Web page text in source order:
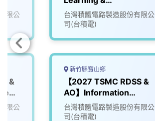
限公
&
限公
Development
Specialist
台灣積體電路製造股份有限公
司(台積電)
新竹縣寶山鄉
【2027 TSMC RDSS &
AO】Information
Technology (IT)
台灣積體電路製造股份有限公
司(台積電)